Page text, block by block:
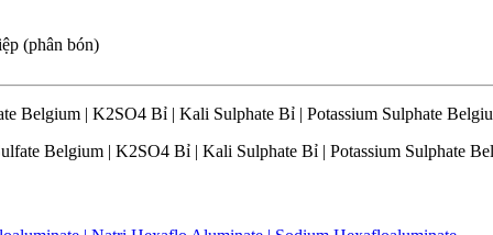
(phân bón)
Belgium | K2SO4 Bỉ | Kali Sulphate Bỉ | Potassium Sulphate
Belgium | K2SO4 Bỉ | Kali Sulphate Bỉ | Potassium Sulphate